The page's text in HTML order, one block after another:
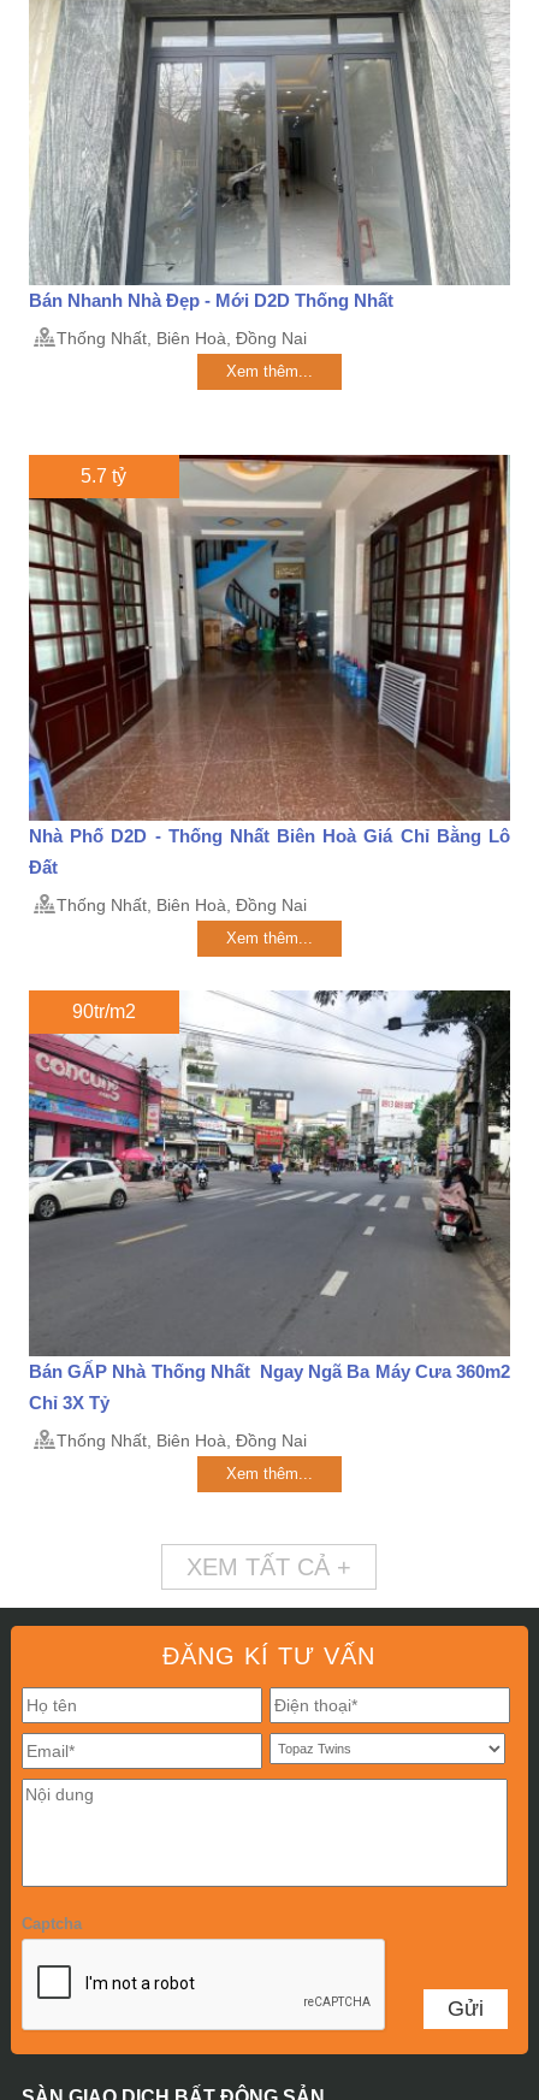
Bán Nhanh Nhà Đẹp - Mới D2D Thống Nhất
Thống Nhất, Biên Hoà, Đồng Nai
Xem thêm...
5.7 tỷ
Nhà Phố D2D - Thống Nhất Biên Hoà Giá Chỉ Bằng Lô
Đất
Thống Nhất, Biên Hoà, Đồng Nai
Xem thêm...
90tr/m2
Bán GẤP Nhà Thống Nhất Ngay Ngã Ba Máy Cưa 360m2
Chỉ 3X Tỷ
Thống Nhất, Biên Hoà, Đồng Nai
Xem thêm...
XEM TẤT CẢ +
ĐĂNG KÍ TƯ VẤN
Captcha